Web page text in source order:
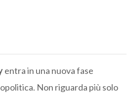
entra in una nuova fase
Non riguarda più solo